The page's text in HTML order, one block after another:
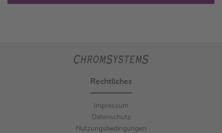
Rechtliches
Impressum
Datenschutz
Nutzungsbedingungen